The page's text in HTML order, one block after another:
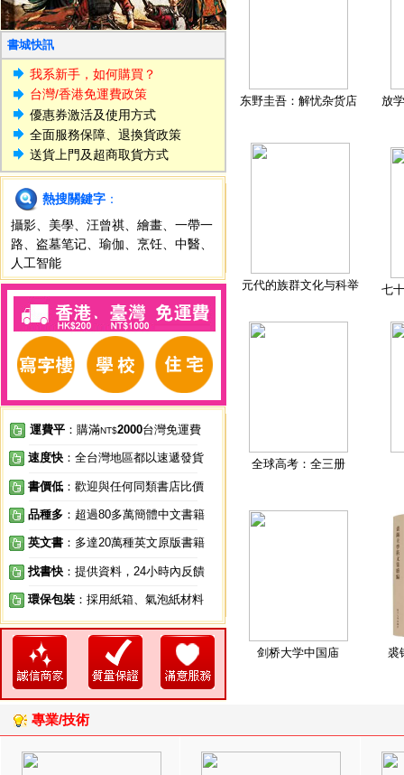
書城快訊
我系新手，如何購買？
台灣/香港免運費政策
優惠券激活及使用方式
全面服務保障、退換貨政策
送貨上門及超商取貨方式
熱搜關鍵字 ：
攝影
美學 汪曾祺 繪畫
一帶一
路
盗墓笔记 瑜伽 烹饪 中醫
人工智能
運費平 ：購滿NT$2000台灣免運費
速度快 ：全台灣地區都以速遞發貨
書價低 ：歡迎與任何同類書店比價
品種多 ：超過80多萬簡體中文書籍
英文書 ：多達20萬種英文原版書籍
找書快 ：提供資料，24小時內反饋
環保包裝 ：採用紙箱、氣泡紙材料
东野圭吾：解忧杂货店 放
元代的族群文化与科举 七
全球高考：全三册
剑桥大学中国庙 裘
專業/技術